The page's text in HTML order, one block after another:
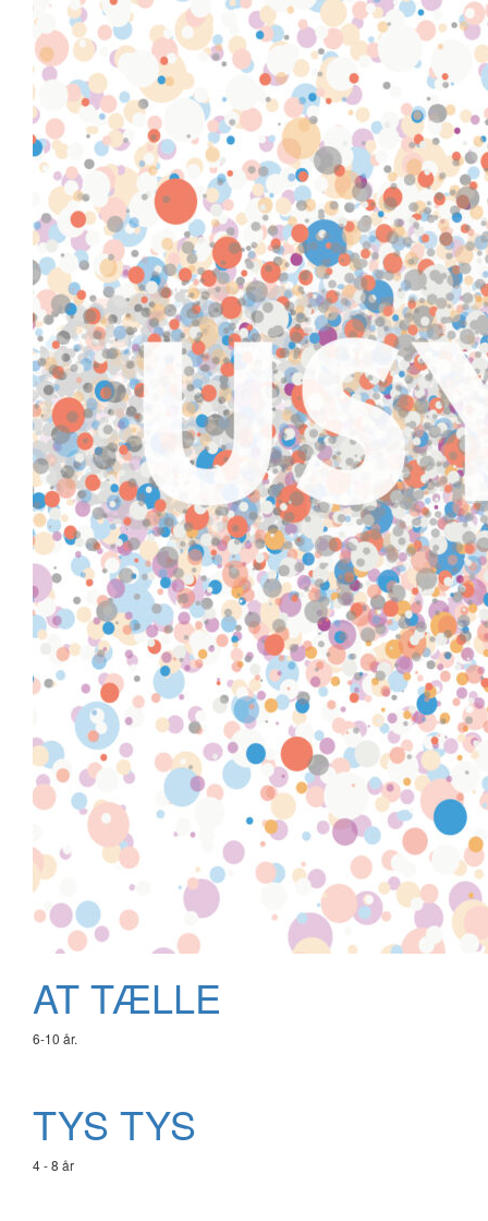
AT TÆLLE
6-10 år.
TYS TYS
4 - 8 år